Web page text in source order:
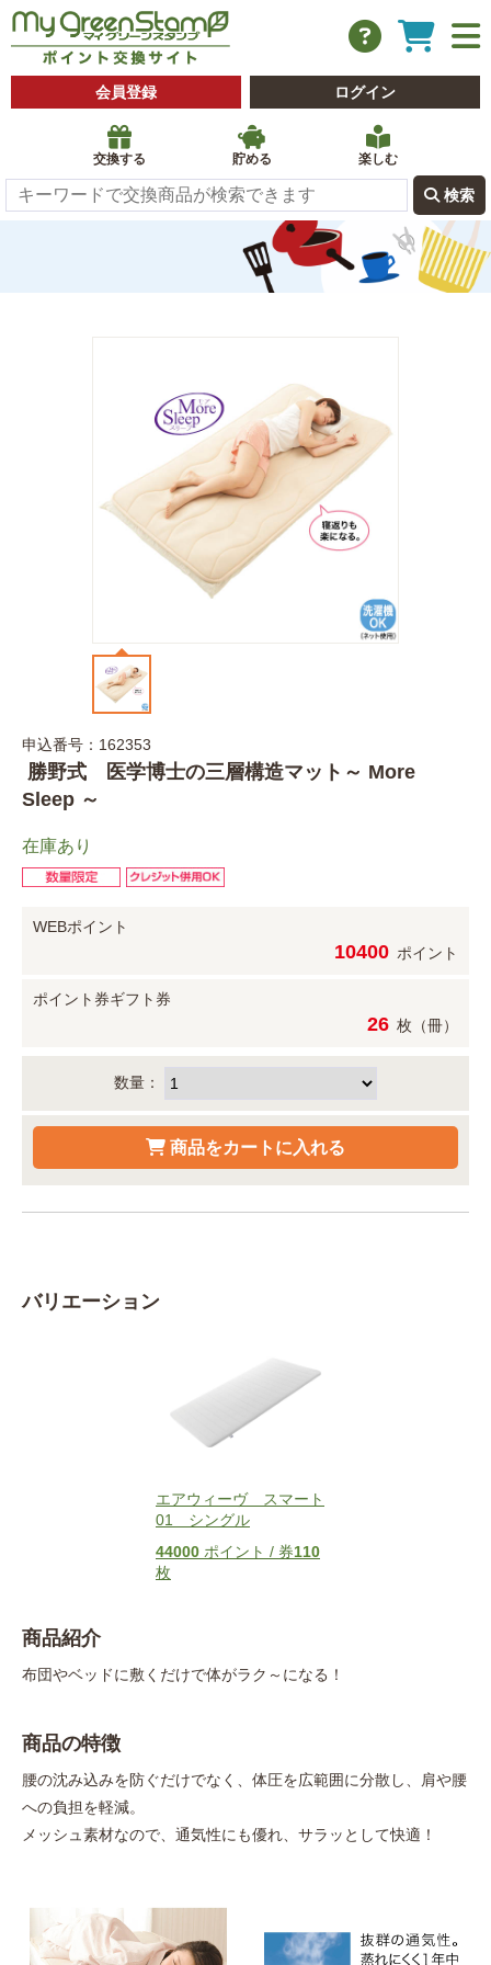
会員登録 ログイン
交換する 貯める 楽しむ
 検索
申込番号：162353
勝野式 医学博士の三層構造マット～ More
Sleep ～
在庫あり
WEBポイント
10400 ポイント
ポイント券ギフト券
26 枚（冊）
数量：
バリエーション
エアウィーヴ スマート
01 シングル
44000 ポイント / 券110
枚
商品紹介
布団やベッドに敷くだけで体がラク～になる！
商品の特徴
腰の沈み込みを防ぐだけでなく、体圧を広範囲に分散し、肩や腰
への負担を軽減。
メッシュ素材なので、通気性にも優れ、サラッとして快適！